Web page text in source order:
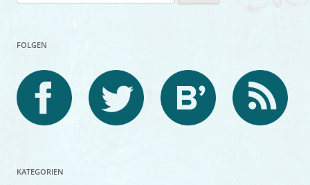
nach:
FOLGEN
KATEGORIEN